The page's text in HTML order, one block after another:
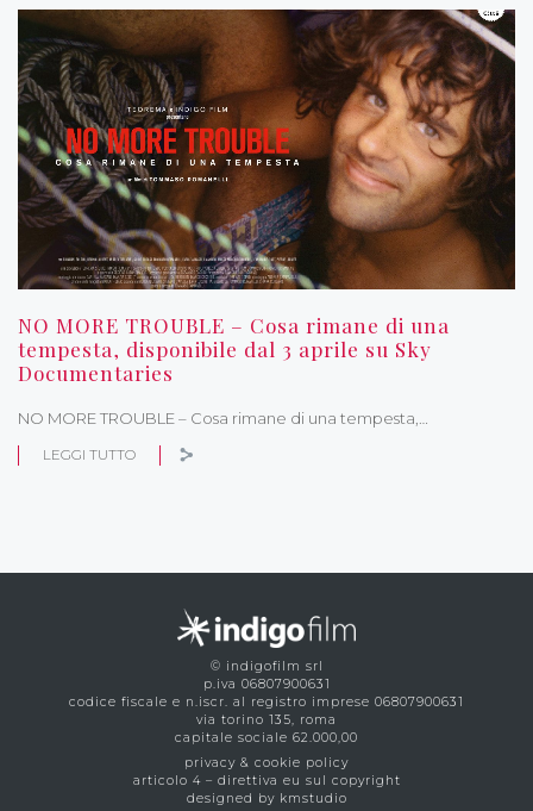
NO MORE TROUBLE – Cosa rimane di una
tempesta, disponibile dal 3 aprile su Sky
Documentaries
NO MORE TROUBLE – Cosa rimane di una tempesta,…
LEGGI TUTTO
© indigofilm srl
p.iva 06807900631
codice fiscale e n.iscr. al registro imprese 06807900631
via torino 135, roma
capitale sociale 62.000,00
privacy & cookie policy
articolo 4 – direttiva eu sul copyright
designed by kmstudio